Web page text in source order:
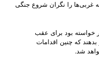
غربی‌ها را نگران شروع جنگی
خواسته بود برای عقب
که چنین اقدامات
شد.